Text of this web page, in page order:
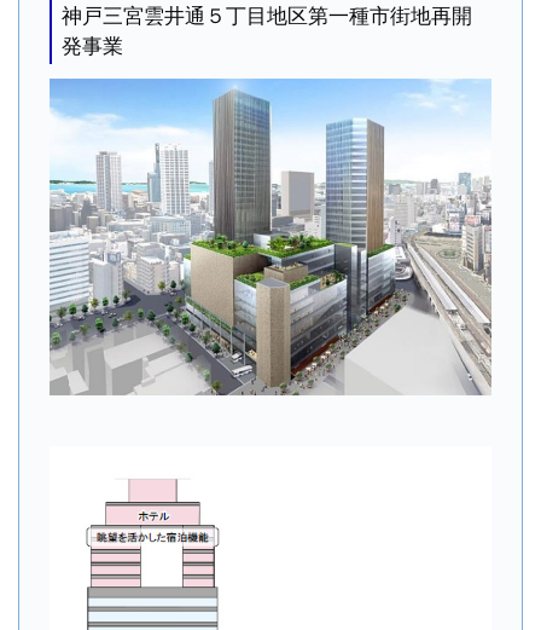
神戸三宮雲井通５丁目地区第一種市街地再開
発事業